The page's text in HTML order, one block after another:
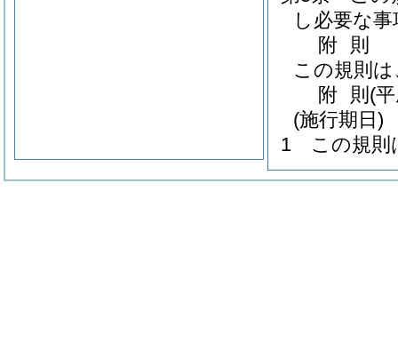
し必要な
附 則
この規則
附 則 (
(施行期日)
1
この規則